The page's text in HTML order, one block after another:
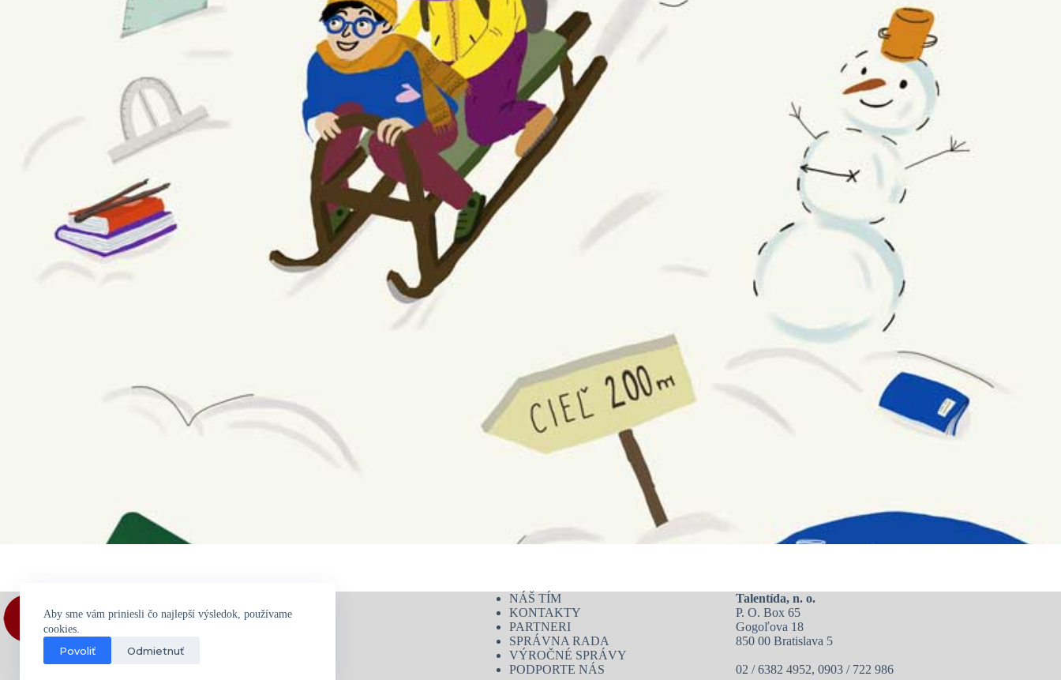
Aby sme vám priniesli čo najlepší výsledok, používame
cookies.
Povoliť Odmietnuť
NÁŠ TÍM
KONTAKTY
PARTNERI
SPRÁVNA RADA
VÝROČNÉ SPRÁVY
PODPORTE NÁS
Talentída, n. o.
P. O. Box 65
Gogoľova 18
850 00 Bratislava 5
02 / 6382 4952, 0903 / 722 986